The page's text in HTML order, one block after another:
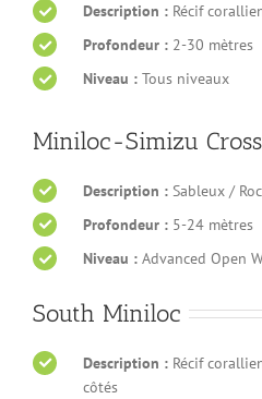
Description : Récif
Profondeur : 2-30 mètres
Niveau : Tous niveaux
Miniloc-Simizu
Description : Sableux /
Profondeur : 5-24 mètres
Niveau : Advanced Open
South Miniloc
Description : Récif
côtés